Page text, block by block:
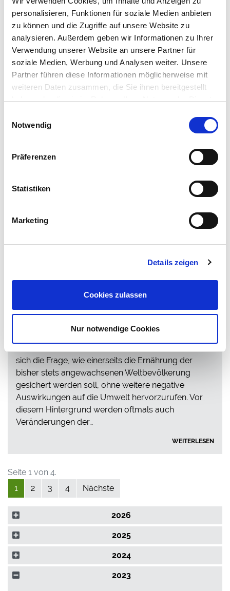
personalisieren, Funktionen für soziale Medien anbieten
zu können und die Zugriffe auf unsere Website zu
analysieren. Außerdem geben wir Informationen zu Ihrer
Verwendung unserer Website an unsere Partner für
soziale Medien, Werbung und Analysen weiter. Unsere
Partner führen diese Informationen möglicherweise mit
weiteren Daten zusammen, die Sie ihnen bereitgestellt
haben oder die sie im Rahmen Ihrer Nutzung der Dienste
Notwendig
Präferenzen
Statistiken
Marketing
Details zeigen
Cookies zulassen
Nur notwendige Cookies
verzeichnet der Fronttermin Mai 23 nun sogar den
zwölften Tag in Folge rote Zahlen und rutscht mit
zuletzt 441 EUR/t sogar auf den tiefsten Stand seit
Februar 21. Ausschlaggebend für die
Abwärtskorrektur waren insbesondere rückläufige
Rohölnotierungen…
WEITERLESEN
RINDER
FACHBEITRAG
TEIL 2: (Wie sehr) sind Milchkühe
Nahrungskonkurrenten des Menschen?
sich die Frage, wie einerseits die Ernährung der
bisher stets angewachsenen Weltbevölkerung
gesichert werden soll, ohne weitere negative
Auswirkungen auf die Umwelt hervorzurufen. Vor
diesem Hintergrund werden oftmals auch
Veränderungen der…
WEITERLESEN
Seite 1 von 4.
1
2 3 4 Nächste
2026
2025
2024
2023